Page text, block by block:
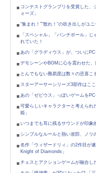
コンテストグランプリを受賞した
ォーズ」
“集まれ！”“散れ！“の吹き出しがユ
「スペシャル」「パンチボール」
れていた！
あの「グラディウス」が、ついに
デモシーンやBGMに心を震わせた
とんでもない難易度は数々の悲喜こ
スターアーサーシリーズ3部作はこ
あの「ゼビウス」っぽいゲームを
可愛らしいキャラクターと考えられ
姫」
いつまでも耳に残るサウンドが印象
シンプルなルールと熱い攻防、ノリ
名作「ウィザードリィ」の2作目が
Knight of Diamonds」
チェスとアクションゲームが融合し